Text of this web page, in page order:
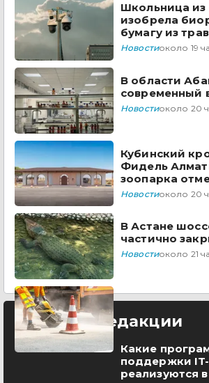
Школьница из
изобрела
бумагу из
Новостиоколо 19
В области
современный
Новостиоколо 20
Кубинский
Фидель
зоопарка
Новостиоколо 20
В Астане
частично
Новостиоколо 21
Выбор редакции
Какие
поддержки
реализуются